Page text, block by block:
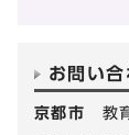
お問い
京都市 教